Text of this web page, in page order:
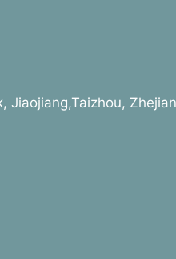
Jiaojiang,Taizhou,